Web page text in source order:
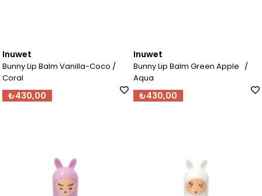
Inuwet
Bunny Lip Balm Vanilla-Coco /
Coral
₺430,00
Inuwet
Bunny Lip Balm Green Apple /
Aqua
₺430,00